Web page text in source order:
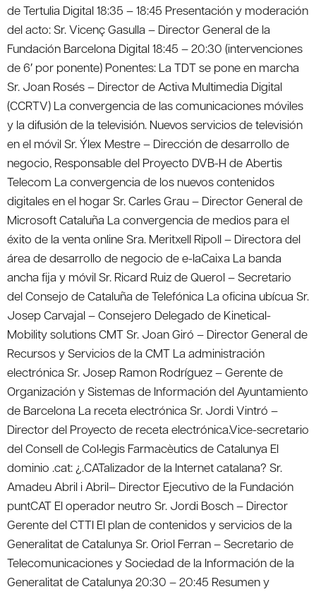
de Tertulia Digital 18:35 – 18:45 Presentación y moderación
del acto: Sr. Vicenç Gasulla – Director General de la
Fundación Barcelona Digital 18:45 – 20:30 (intervenciones
de 6′ por ponente) Ponentes: La TDT se pone en marcha
Sr. Joan Rosés – Director de Activa Multimedia Digital
(CCRTV) La convergencia de las comunicaciones móviles
y la difusión de la televisión. Nuevos servicios de televisión
en el móvil Sr. Ýlex Mestre – Dirección de desarrollo de
negocio, Responsable del Proyecto DVB-H de Abertis
Telecom La convergencia de los nuevos contenidos
digitales en el hogar Sr. Carles Grau – Director General de
Microsoft Cataluña La convergencia de medios para el
éxito de la venta online Sra. Meritxell Ripoll – Directora del
área de desarrollo de negocio de e-laCaixa La banda
ancha fija y móvil Sr. Ricard Ruiz de Querol – Secretario
del Consejo de Cataluña de Telefónica La oficina ubícua Sr.
Josep Carvajal – Consejero Delegado de Kinetical-
Mobility solutions CMT Sr. Joan Giró – Director General de
Recursos y Servicios de la CMT La administración
electrónica Sr. Josep Ramon Rodríguez – Gerente de
Organización y Sistemas de Información del Ayuntamiento
de Barcelona La receta electrónica Sr. Jordi Vintró –
Director del Proyecto de receta electrónica.Vice-secretario
del Consell de Col•legis Farmacèutics de Catalunya El
dominio .cat: ¿.CATalizador de la Internet catalana? Sr.
Amadeu Abril i Abril– Director Ejecutivo de la Fundación
puntCAT El operador neutro Sr. Jordi Bosch – Director
Gerente del CTTI El plan de contenidos y servicios de la
Generalitat de Catalunya Sr. Oriol Ferran – Secretario de
Telecomunicaciones y Sociedad de la Información de la
Generalitat de Catalunya 20:30 – 20:45 Resumen y